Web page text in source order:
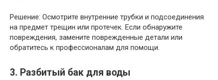
Решение: Осмотрите внутренние трубки и подсоединения
на предмет трещин или протечек. Если обнаружите
повреждения, замените поврежденные детали или
обратитесь к профессионалам для помощи.
3. Разбитый бак для воды